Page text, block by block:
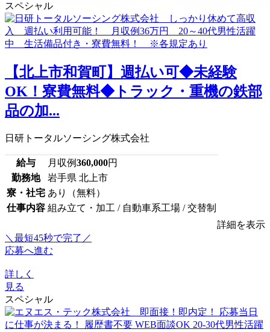
スペシャル
【北上市和賀町】週払い可◆未経験
OK！寮費無料◆トラック・重機の鉄部
品の加...
日研トータルソーシング株式会社
給与 月収例360,000円
勤務地
岩手県 北上市
寮・社宅 あり（無料）
仕事内容 組み立て・加工 / 自動車系工場 / 交替制
詳細を表示
＼最短45秒で完了／
応募へ進む
詳しく
見る
スペシャル